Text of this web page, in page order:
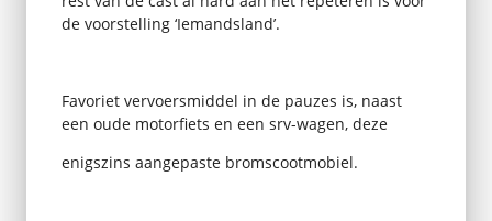
de voorstelling ‘Iemandsland’.
Favoriet vervoersmiddel in de pauzes is, naast
een oude motorfiets en een srv-wagen, deze
enigszins aangepaste bromscootmobiel.